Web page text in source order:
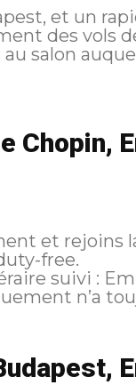
et un
des vols
salon
Chopin,
et rejoins
free.
n’a